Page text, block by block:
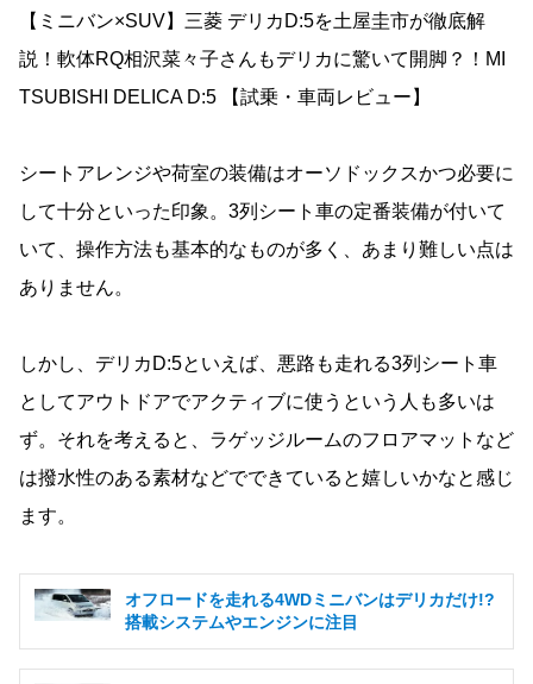
【ミニバン×SUV】三菱 デリカD:5を土屋圭市が徹底解
説！軟体RQ相沢菜々子さんもデリカに驚いて開脚？！MI
TSUBISHI DELICA D:5 【試乗・車両レビュー】
シートアレンジや荷室の装備はオーソドックスかつ必要に
して十分といった印象。3列シート車の定番装備が付いて
いて、操作方法も基本的なものが多く、あまり難しい点は
ありません。
しかし、デリカD:5といえば、悪路も走れる3列シート車
としてアウトドアでアクティブに使うという人も多いは
ず。それを考えると、ラゲッジルームのフロアマットなど
は撥水性のある素材などでできていると嬉しいかなと感じ
ます。
オフロードを走れる4WDミニバンはデリカだけ!?
搭載システムやエンジンに注目